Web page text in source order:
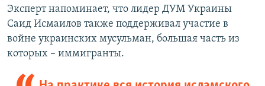
Эксперт напоминает, что лидер ДУМ Украины
Саид Исмаилов также поддерживал участие в
войне украинских мусульман, большая часть из
которых – иммигранты.